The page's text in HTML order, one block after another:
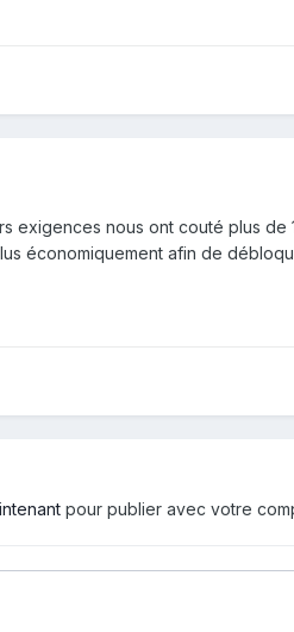
nous ont couté plus
économiquement afin de
pour publier avec votre